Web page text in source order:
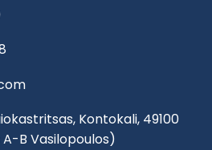
Kontokali, 49100
B Vasilopoulos)